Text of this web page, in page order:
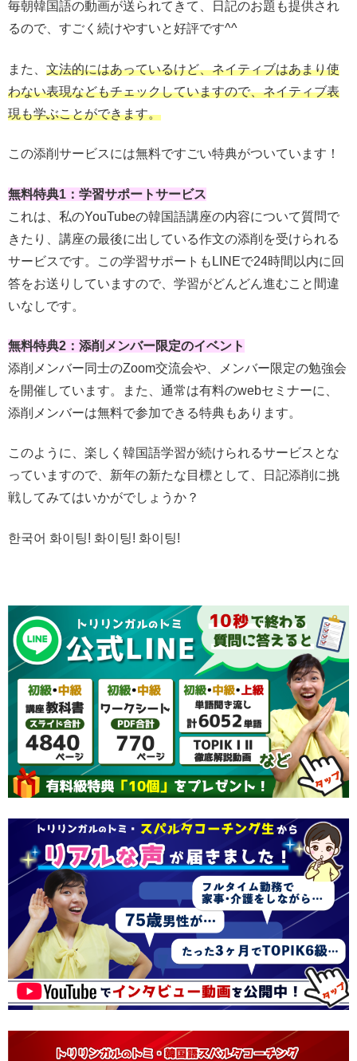
毎朝韓国語の動画が送られてきて、日記のお題も提供され
るので、すごく続けやすいと好評です^^
また、 文法的にはあっているけど、ネイティブはあまり使
わない表現などもチェックしていますので、ネイティブ表
現も学ぶことができます。
この添削サービスには無料ですごい特典がついています！
無料特典1：学習サポートサービス
これは、私のYouTubeの韓国語講座の内容について質問で
きたり、講座の最後に出している作文の添削を受けられる
サービスです。この学習サポートもLINEで24時間以内に回
答をお送りしていますので、学習がどんどん進むこと間違
いなしです。
無料特典2：添削メンバー限定のイベント
添削メンバー同士のZoom交流会や、メンバー限定の勉強会
を開催しています。また、通常は有料のwebセミナーに、
添削メンバーは無料で参加できる特典もあります。
このように、楽しく韓国語学習が続けられるサービスとな
っていますので、新年の新たな目標として、日記添削に挑
戦してみてはいかがでしょうか？
한국어 화이팅! 화이팅! 화이팅!